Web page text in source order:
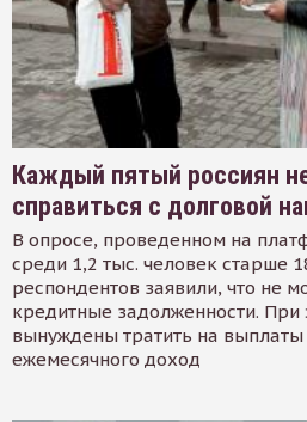
Каждый пятый россиян
справиться с долговой
В опросе, проведенном на
среди 1,2 тыс. человек старше
респондентов заявили, что не
кредитные задолженности.
вынуждены тратить на
ежемесячного доход